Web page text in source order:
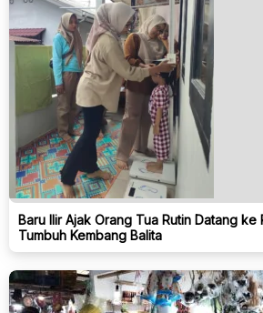
Baru Ilir Ajak Orang Tua Rutin Datang ke
Tumbuh Kembang Balita